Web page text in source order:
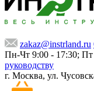
zakaz@instrland.ru
Пн-Чт 9:00 - 17:30; Пт
руководству
г. Москва, ул.